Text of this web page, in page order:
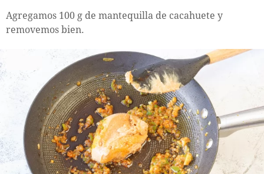
Agregamos 100 g de mantequilla de cacahuete y
removemos bien.